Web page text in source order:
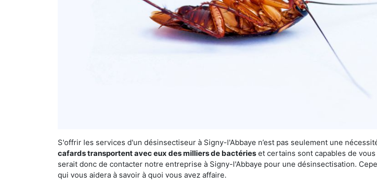
S'offrir les services d'un désinsectiseur à Signy-l'Abbaye n’est pas seulement une
cafards transportent avec eux des milliers de bactéries et certains sont capables de
serait donc de contacter notre entreprise à Signy-l'Abbaye pour une désinsectisation.
qui vous aidera à savoir à quoi vous avez affaire.